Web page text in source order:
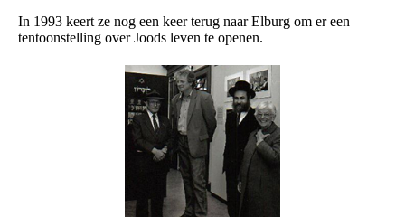
In 1993 keert ze nog een keer terug naar Elburg om er een
tentoonstelling over Joods leven te openen.